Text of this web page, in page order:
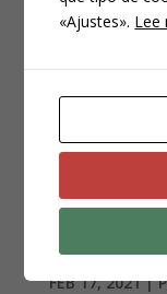
de
FEB 17, 2021|
«Ajustes». Lee